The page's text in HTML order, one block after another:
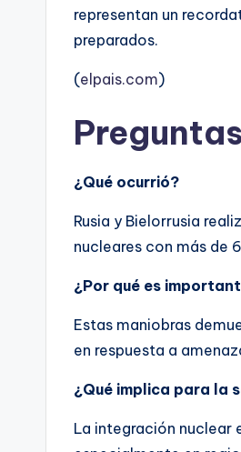
representan un
preparados.
(elpais.com)
¿Qué ocurrió?
Rusia y Bielorrusia
nucleares con más de
¿Por qué es
Estas maniobras
en respuesta a
¿Qué implica para la
La integración nuclear